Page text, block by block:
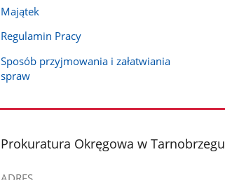
Majątek
Regulamin Pracy
Sposób przyjmowania i załatwiania
spraw
stopka
Prokuratura Okręgowa w Tarnobrzegu